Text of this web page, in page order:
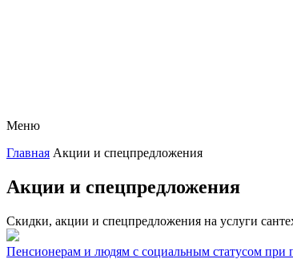
Меню
Главная Акции и спецпредложения
Акции и спецпредложения
Скидки, акции и спецпредложения на услуги
Пенсионерам и людям с социальным статусом при